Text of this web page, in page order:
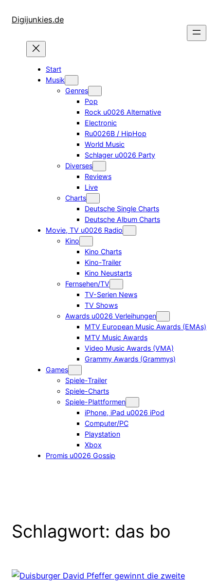
InhaltDigijunkies.de
Start
Musik
Genres
Pop
Rock u0026 Alternative
Electronic
Ru0026B / HipHop
World Music
Schlager u0026 Party
Diverses
Reviews
Live
Charts
Deutsche Single Charts
Deutsche Album Charts
Movie, TV u0026 Radio
Kino
Kino Charts
Kino-Trailer
Kino Neustarts
Fernsehen/TV
TV-Serien News
TV Shows
Awards u0026 Verleihungen
MTV European Music Awards (EMAs)
MTV Music Awards
Video Music Awards (VMA)
Grammy Awards (Grammys)
Games
Spiele-Trailer
Spiele-Charts
Spiele-Plattformen
iPhone, iPad u0026 iPod
Computer/PC
Playstation
Xbox
Promis u0026 Gossip
Schlagwort: das bo